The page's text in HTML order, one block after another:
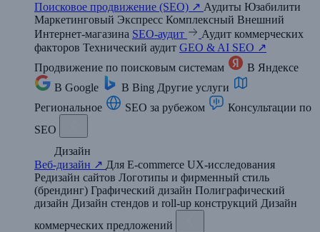
Поисковое продвижение (SEO) ↗ Аудиты Юзабилити
Маркетинговый Экспресс Комплексный Внешний
Интернет-магазина SEO-аудит
Аудит коммерческих
факторов Технический аудит GEO & AI SEO ↗
Продвижение по поисковым системам
В Яндексе
В Google
В Bing Другие услуги
Региональное
SEO за рубежом
Консультации по
SEO
Дизайн
Веб-дизайн ↗ Для E-commerce UX-исследования
Редизайн сайтов Логотипы и фирменный стиль
(брендинг) Графический дизайн Полиграфический
дизайн Дизайн стендов и roll-up конструкций Дизайн
коммерческих предложений